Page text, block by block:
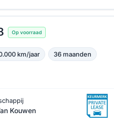
Op voorraad
km/jaar 36 maanden
Kouwen